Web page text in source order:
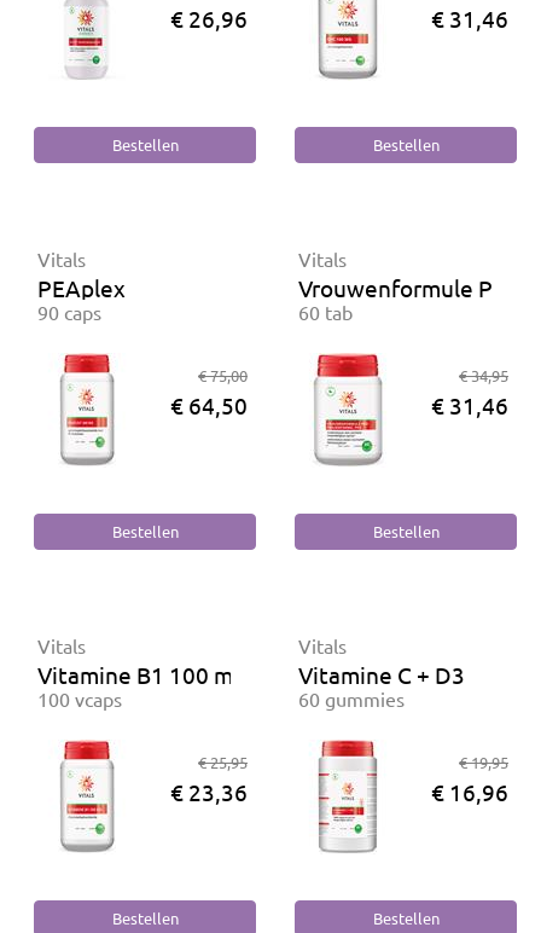
€ 26,96 € 31,46
Vitals
PEAplex
90 caps
€ 75,00
€ 64,50
Vitals
Vrouwenformule Pro
60 tab
€ 34,95
€ 31,46
Vitals
Vitamine B1 100 mg
100 vcaps
€ 25,95
€ 23,36
Vitals
Vitamine C + D3
60 gummies
€ 19,95
€ 16,96